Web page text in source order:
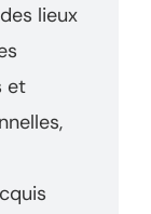
lieux
et
ci-
à la VAE